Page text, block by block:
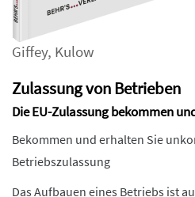
Giffey, Kulow
Zulassung von Betrieben
Die EU-Zulassung bekommen
Bekommen und erhalten Sie
Betriebszulassung
Das Aufbauen eines Betriebs ist